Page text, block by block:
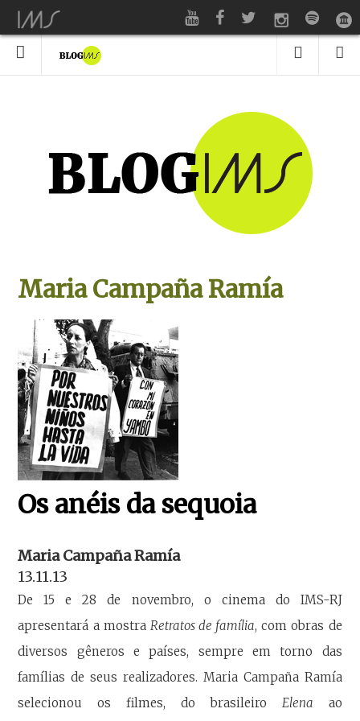
Maria Campaña Ramía
Os anéis da sequoia
Maria Campaña Ramía
13.11.13
De 15 e 28 de novembro, o cinema do IMS-RJ
apresentará a mostra Retratos de família, com obras de
diversos gêneros e países, sempre em torno das
famílias de seus realizadores. Maria Campaña Ramía
selecionou os filmes, do brasileiro Elena ao